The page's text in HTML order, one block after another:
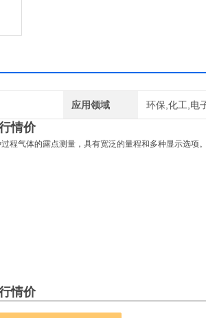
应用领域 环保,化工,电
情价
程气体的露点测量，具有宽泛的量程和多种显示选项。
情价